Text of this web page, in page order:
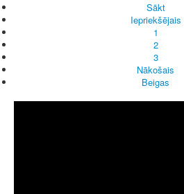
Sākt
Iepriekšējais
1
2
3
Nākošais
Beigas